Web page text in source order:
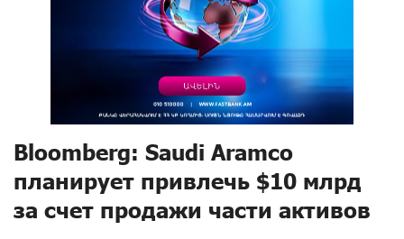
Bloomberg: Saudi Aramco
планирует привлечь $10 млрд
за счет продажи части активов